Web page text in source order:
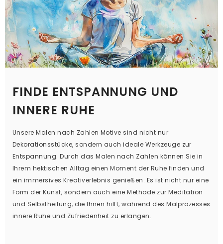
FINDE ENTSPANNUNG UND
INNERE RUHE
Unsere Malen nach Zahlen Motive sind nicht nur
Dekorationsstücke, sondern auch ideale Werkzeuge zur
Entspannung. Durch das Malen nach Zahlen können Sie in
Ihrem hektischen Alltag einen Moment der Ruhe finden und
ein immersives Kreativerlebnis genießen. Es ist nicht nur eine
Form der Kunst, sondern auch eine Methode zur Meditation
und Selbstheilung, die Ihnen hilft, während des Malprozesses
innere Ruhe und Zufriedenheit zu erlangen.